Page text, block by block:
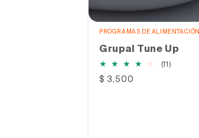
PROGRAMAS DE ALIMENTACIÓN
Grupal Tune Up
(11)11
Precio
$ 3,500